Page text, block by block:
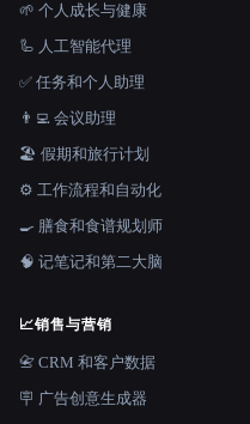
🌱 个人成长与健康
🦾 人工智能代理
✅ 任务和个人助理
👨‍💻 会议助理
🏖 假期和旅行计划
⚙️ 工作流程和自动化
🍳 膳食和食谱规划师
🧠 记笔记和第二大脑
📈销售与营销
📇 CRM 和客户数据
🪧 广告创意生成器